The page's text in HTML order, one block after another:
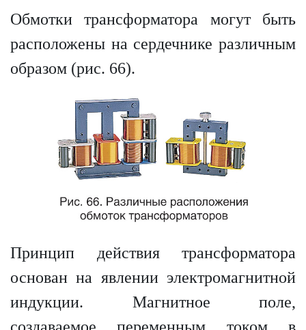
Обмотки трансформатора могут быть
расположены на сердечнике различным
образом (рис. 66).
Принцип действия трансформа­тора
основан на явлении электромагнитной
индукции. Магнитное поле,